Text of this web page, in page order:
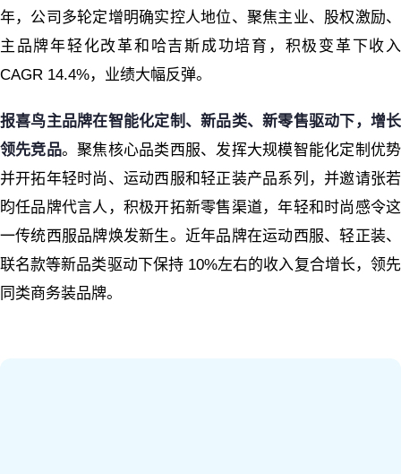
年，公司多轮定增明确实控人地位、聚焦主业、股权激励、
主品牌年轻化改革和哈吉斯成功培育，积极变革下收入
CAGR 14.4%，业绩大幅反弹。
报喜鸟主品牌在智能化定制、新品类、新零售驱动下，增长
领先竞品。聚焦核心品类西服、发挥大规模智能化定制优势
并开拓年轻时尚、运动西服和轻正装产品系列，并邀请张若
昀任品牌代言人，积极开拓新零售渠道，年轻和时尚感令这
一传统西服品牌焕发新生。近年品牌在运动西服、轻正装、
联名款等新品类驱动下保持 10%左右的收入复合增长，领先
同类商务装品牌。